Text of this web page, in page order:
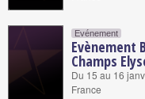
Evénement
Evènement
Champs
Du 15 au 16
France